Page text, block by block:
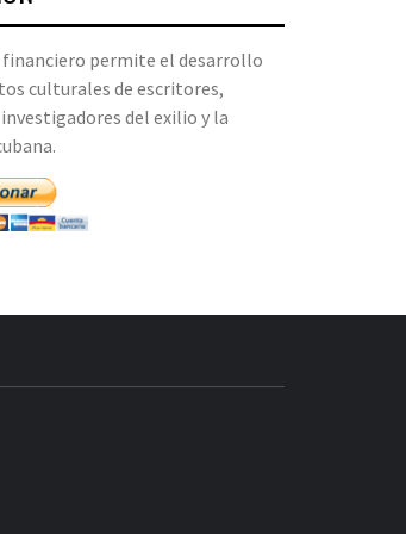
financiero permite el desarrollo
culturales de escritores,
del exilio y la